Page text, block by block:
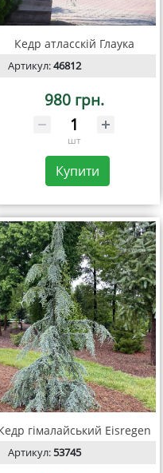
Кедр атласскій Глаука
Артикул:46812
980 грн.
шт
Купити
гімалайський Eisregen
Артикул:53745